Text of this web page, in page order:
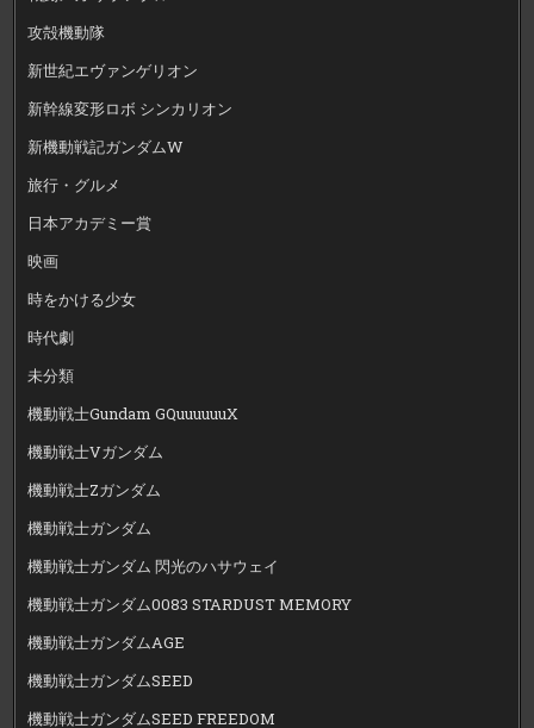
攻殻機動隊
新世紀エヴァンゲリオン
新幹線変形ロボ シンカリオン
新機動戦記ガンダムW
旅行・グルメ
日本アカデミー賞
映画
時をかける少女
時代劇
未分類
機動戦士Gundam GQuuuuuuX
機動戦士Vガンダム
機動戦士Zガンダム
機動戦士ガンダム
機動戦士ガンダム 閃光のハサウェイ
機動戦士ガンダム0083 STARDUST MEMORY
機動戦士ガンダムAGE
機動戦士ガンダムSEED
機動戦士ガンダムSEED FREEDOM